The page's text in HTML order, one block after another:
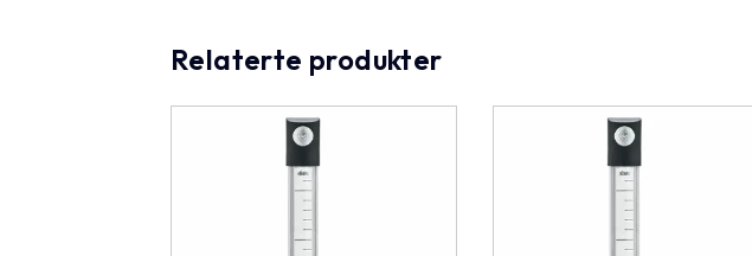
Relaterte produkter